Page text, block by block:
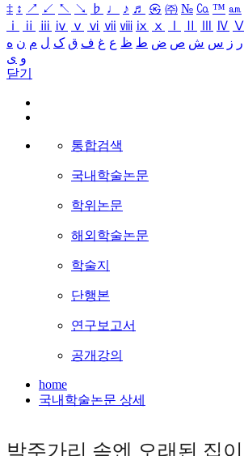
‡ ↕ ↗ ↙ ↖ ↘ ♭ ♩ ♪ ♬ ㉿ ㈜ № ㏇ ™ ㏂
ⅰ
ⅱ ⅲ ⅳ ⅴ ⅵ ⅶ ⅷ ⅸ ⅹ Ⅳ Ⅴ
ر ز س ش ص ض ط ظ ع غ ف ق ک ل م ن ه
و ی
닫기
통합검색
국내학술논문
학위논문
해외학술논문
학술지
단행본
연구보고서
공개강의
home
국내학술논문 상세
박주가리 속엔 오래된 집이